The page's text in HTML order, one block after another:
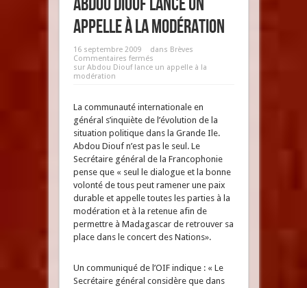
appelle à la modération
16 septembre 2009 dans Brèves
Commentaires fermés
sur Abdou Diouf lance un appelle à la
modération
La communauté internationale en
général s’inquiète de l’évolution de la
situation politique dans la Grande Ile.
Abdou Diouf n’est pas le seul. Le
Secrétaire général de la Francophonie
pense que « seul le dialogue et la bonne
volonté de tous peut ramener une paix
durable et appelle toutes les parties à la
modération et à la retenue afin de
permettre à Madagascar de retrouver sa
place dans le concert des Nations».
Un communiqué de l’OIF indique : « Le
Secrétaire général considère que dans